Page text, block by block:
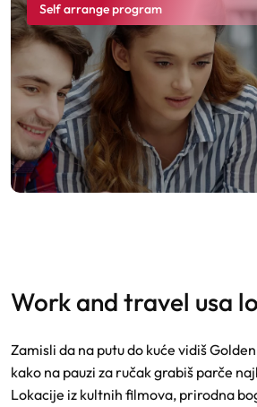
Self arrange program
work and travel usa
Zamisli da na putu do kuće vidiš
kako na pauzi za ručak grabiš parče
Lokacije iz kultnih filmova, prirodna